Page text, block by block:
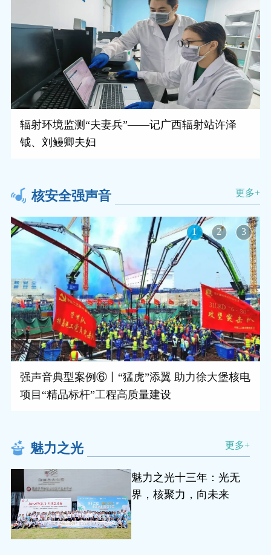
辐射环境监测“夫妻兵”——记广西辐射站许泽
钺、刘鳗卿夫妇
核安全强声音 更多+
1 2 3
强声音典型案例⑥丨“猛虎”添翼 助力徐大堡核电
项目“精品标杆”工程高质量建设
魅力之光 更多+
魅力之光十三年：光无
界，核聚力，向未来